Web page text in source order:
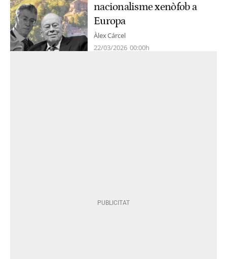
nacionalisme xenòfob a
Europa
Àlex Cárcel
22/03/2026 00:00h